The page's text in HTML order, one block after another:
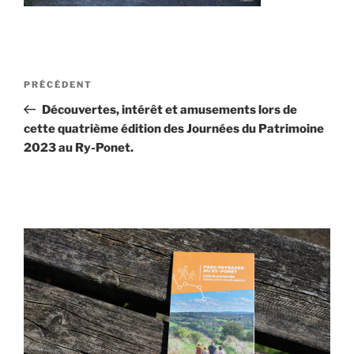
Navigation
l’article
Article
précédent
PRÉCÉDENT
Découvertes, intérêt et amusements lors de
cette quatrième édition des Journées du Patrimoine
2023 au Ry-Ponet.